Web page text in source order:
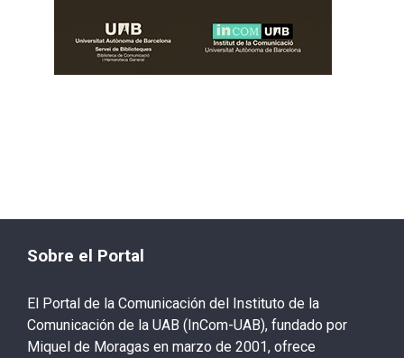
Sobre el Portal
El Portal de la Comunicación del Instituto de la
Comunicación de la UAB (InCom-UAB), fundado por
Miquel de Moragas en marzo de 2001, ofrece